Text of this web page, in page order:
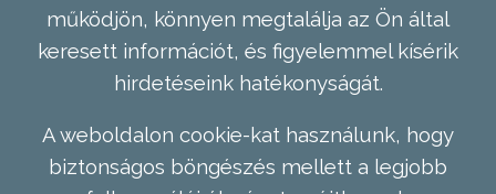
működjön, könnyen megtalálja az Ön által
keresett információt, és figyelemmel kísérik
hirdetéseink hatékonyságát.
A weboldalon cookie-kat használunk, hogy
biztonságos böngészés mellett a legjobb